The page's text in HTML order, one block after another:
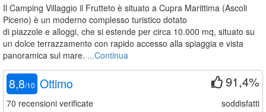
Il Camping Villaggio il Frutteto è situato a Cupra Marittima (Ascoli
Piceno) è un moderno complesso turistico dotato
di piazzole e alloggi, che si estende per circa 10.000 mq, situato su
un dolce terrazzamento con rapido accesso alla spiaggia e vista
panoramica sul mare. ...Continua
8,8/10 Ottimo
70 recensioni verificate
91,4%
soddisfatti